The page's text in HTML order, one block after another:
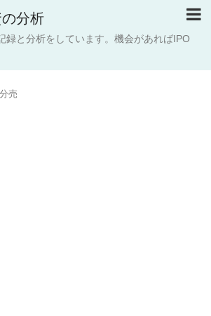
分析
録と分析をしています。機会があればIPO
売